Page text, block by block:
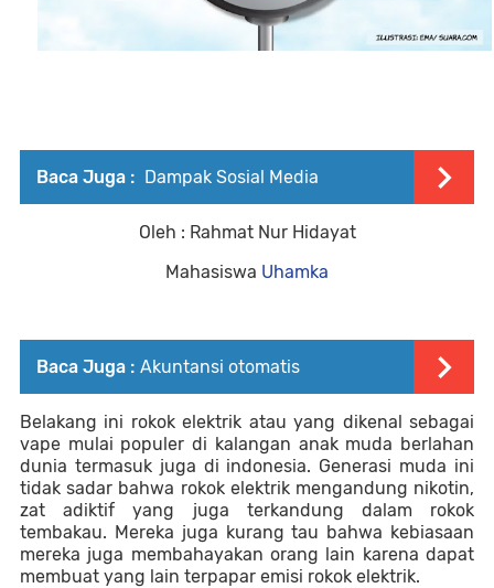
Baca Juga : Dampak Sosial Media
Oleh : Rahmat Nur Hidayat
Mahasiswa Uhamka
Baca Juga : Akuntansi otomatis
Belakang ini rokok elektrik atau yang dikenal sebagai
vape mulai populer di kalangan anak muda berlahan
dunia termasuk juga di indonesia. Generasi muda ini
tidak sadar bahwa rokok elektrik mengandung nikotin,
zat adiktif yang juga terkandung dalam rokok
tembakau. Mereka juga kurang tau bahwa kebiasaan
mereka juga membahayakan orang lain karena dapat
membuat yang lain terpapar emisi rokok elektrik.